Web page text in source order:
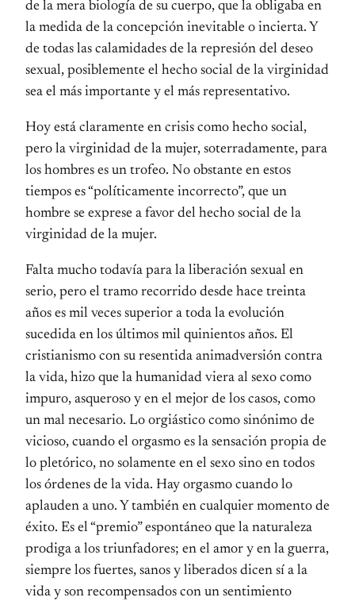
de la mera biología de su cuerpo, que la obligaba en
la medida de la concepción inevitable o incierta. Y
de todas las calamidades de la represión del deseo
sexual, posiblemente el hecho social de la virginidad
sea el más importante y el más representativo.
Hoy está claramente en crisis como hecho social,
pero la virginidad de la mujer, soterradamente, para
los hombres es un trofeo. No obstante en estos
tiempos es “políticamente incorrecto”, que un
hombre se exprese a favor del hecho social de la
virginidad de la mujer.
Falta mucho todavía para la liberación sexual en
serio, pero el tramo recorrido desde hace treinta
años es mil veces superior a toda la evolución
sucedida en los últimos mil quinientos años. El
cristianismo con su resentida animadversión contra
la vida, hizo que la humanidad viera al sexo como
impuro, asqueroso y en el mejor de los casos, como
un mal necesario. Lo orgiástico como sinónimo de
vicioso, cuando el orgasmo es la sensación propia de
lo pletórico, no solamente en el sexo sino en todos
los órdenes de la vida. Hay orgasmo cuando lo
aplauden a uno. Y también en cualquier momento de
éxito. Es el “premio” espontáneo que la naturaleza
prodiga a los triunfadores; en el amor y en la guerra,
siempre los fuertes, sanos y liberados dicen sí a la
vida y son recompensados con un sentimiento